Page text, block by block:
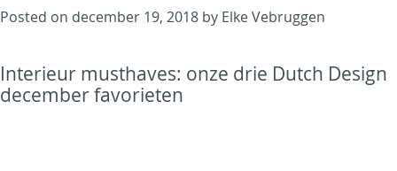
Just another WordPress
Posted on december 19, 2018 by Elke Vebruggen
Interieur musthaves: onze drie Dutch Design
december favorieten